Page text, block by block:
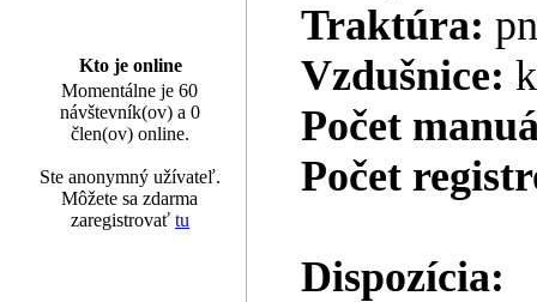
Kto je online
Momentálne je 60
návštevník(ov) a 0
člen(ov) online.
Ste anonymný užívateľ.
Môžete sa zdarma
zaregistrovať tu
Traktúra:
Vzdušnice:
Počet
Počet
Dispozícia: